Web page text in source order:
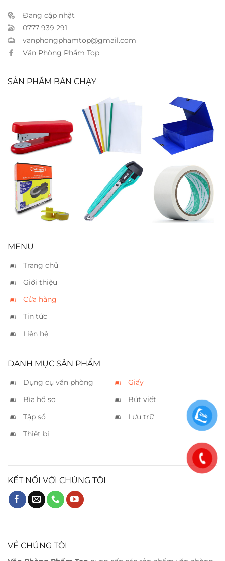
Đang cập nhật
0777 939 291
vanphongphamtop@gmail.com
Văn Phòng Phẩm Top
SẢN PHẨM BÁN CHẠY
Bấm kim
Kwtrio 5870 –
20 tờ
Bìa cây nhỏ 5
màu
Bìa hộp simili
15cm
Ruban
Fullmark F584
Dao rọc lớn SDI
0423 – A2
Băng keo vải
trắng 5cm
MENU
Trang chủ
Giới thiệu
Cửa hàng
Tin tức
Liên hệ
DANH MỤC SẢN PHẨM
Dụng cụ văn phòng
Giấy
Bìa hồ sơ
Bút viết
Tập sổ
Lưu trữ
Thiết bị
KẾT NỐI VỚI CHÚNG TÔI
VỀ CHÚNG TÔI